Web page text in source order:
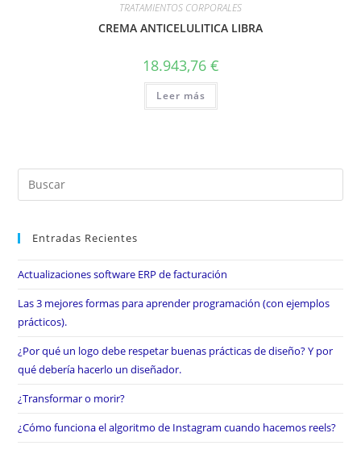
TRATAMIENTOS CORPORALES
CREMA ANTICELULITICA LIBRA
18.943,76 €
Leer más
Entradas Recientes
Actualizaciones software ERP de facturación
Las 3 mejores formas para aprender programación (con ejemplos
prácticos).
¿Por qué un logo debe respetar buenas prácticas de diseño? Y por
qué debería hacerlo un diseñador.
¿Transformar o morir?
¿Cómo funciona el algoritmo de Instagram cuando hacemos reels?